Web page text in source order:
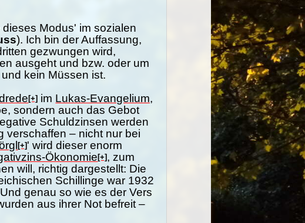
Modus' im sozialen
). Ich bin der Auffassung,
gezwungen wird,
ausgeht und bzw. oder um
kein Müssen ist.
[+] im Lukas-Evangelium,
sondern auch das Gebot
Schuldzinsen werden
verschaffen – nicht nur bei
[+] ' wird dieser enorm
Ökonomie[+] , zum
will, richtig dargestellt: Die
Schillinge war 1932
genau so wie es der Vers
aus ihrer Not befreit –